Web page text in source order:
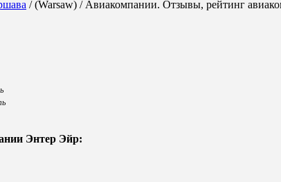
/ (Warsaw) / Авиакомпании. Отзывы, рейтинг
Энтер Эйр: